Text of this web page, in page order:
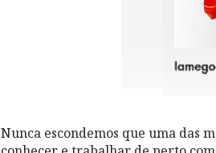
Nunca escondemos que uma das